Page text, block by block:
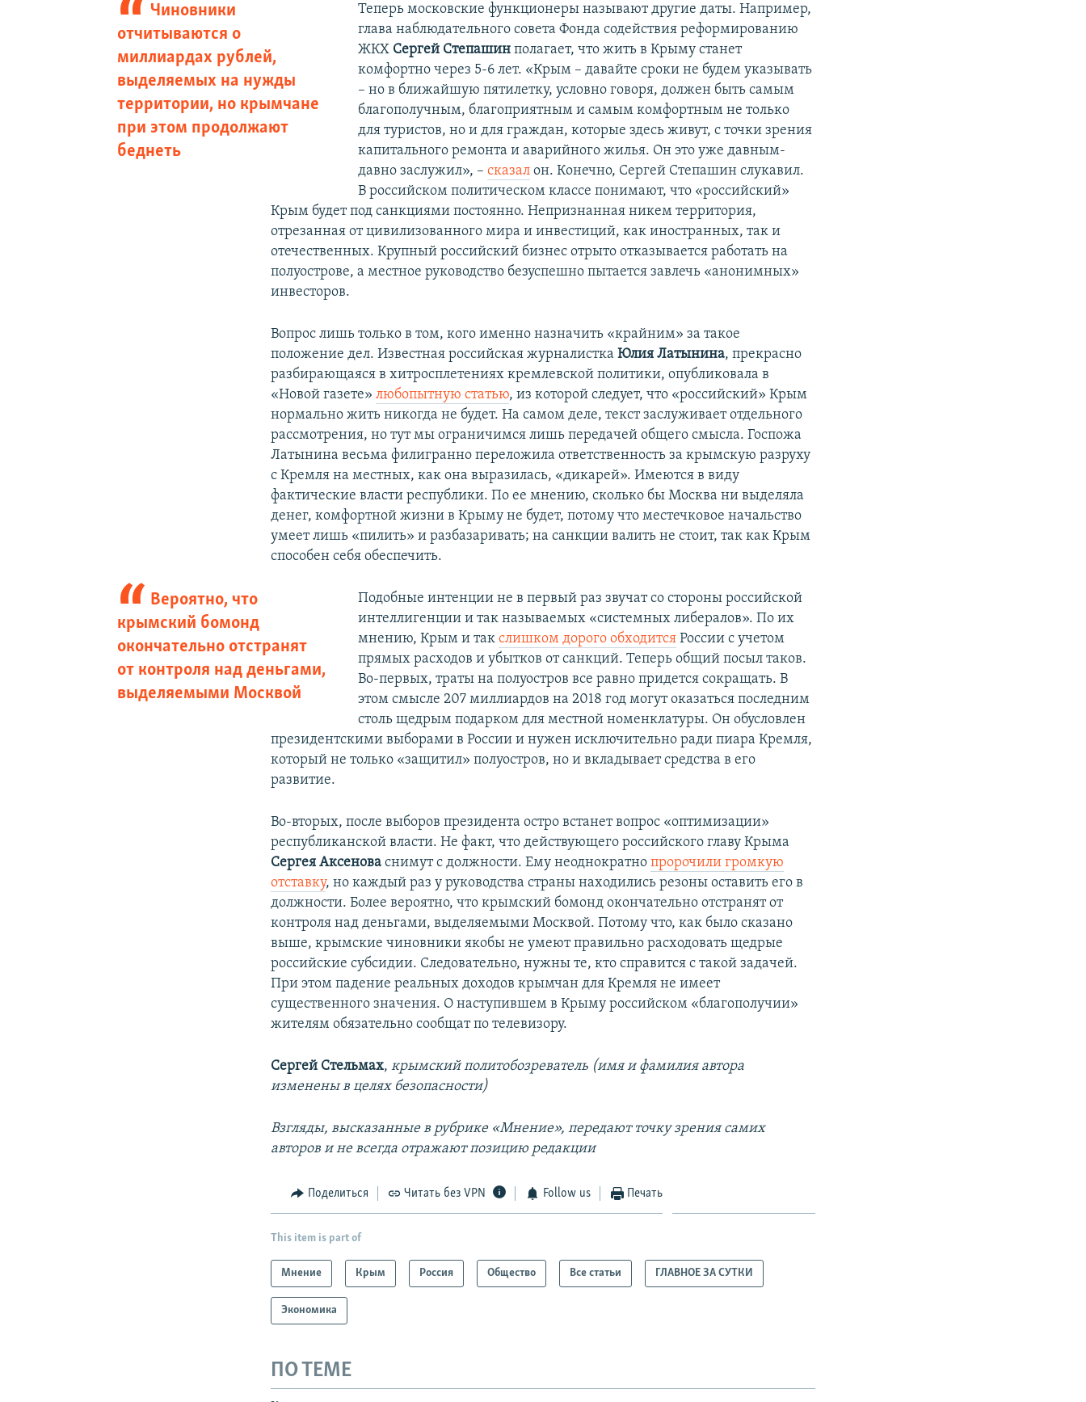
Чиновники
отчитываются о
миллиардах рублей,
выделяемых на нужды
территории, но крымчане
при этом продолжают
беднеть
Теперь московские функционеры называют другие даты. Например,
глава наблюдательного совета Фонда содействия реформированию
ЖКХ Сергей Степашинполагает, что жить в Крыму станет
комфортно через 5-6 лет. «Крым – давайте сроки не будем указывать
– но в ближайшую пятилетку, условно говоря, должен быть самым
благополучным, благоприятным и самым комфортным не только
для туристов, но и для граждан, которые здесь живут, с точки зрения
капитального ремонта и аварийного жилья. Он это уже давным-
давно заслужил», – сказалон. Конечно, Сергей Степашин слукавил.
В российском политическом классе понимают, что «российский»
Крым будет под санкциями постоянно. Непризнанная никем территория,
отрезанная от цивилизованного мира и инвестиций, как иностранных, так и
отечественных. Крупный российский бизнес отрыто отказывается работать на
полуострове, а местное руководство безуспешно пытается завлечь «анонимных»
инвесторов.
Вопрос лишь только в том, кого именно назначить «крайним» за такое
положение дел. Известная российская журналисткаЮлия Латынина, прекрасно
разбирающаяся в хитросплетениях кремлевской политики, опубликовала в
«Новой газете»любопытную статью, из которой следует, что «российский» Крым
нормально жить никогда не будет. На самом деле, текст заслуживает отдельного
рассмотрения, но тут мы ограничимся лишь передачей общего смысла. Госпожа
Латынина весьма филигранно переложила ответственность за крымскую разруху
с Кремля на местных, как она выразилась, «дикарей». Имеются в виду
фактические власти республики. По ее мнению, сколько бы Москва ни выделяла
денег, комфортной жизни в Крыму не будет, потому что местечковое начальство
умеет лишь «пилить» и разбазаривать; на санкции валить не стоит, так как Крым
способен себя обеспечить.
Вероятно, что
крымский бомонд
окончательно отстранят
от контроля над деньгами,
выделяемыми Москвой
Подобные интенции не в первый раз звучат со стороны российской
интеллигенции и так называемых «системных либералов». По их
мнению, Крым и так слишком дорого обходитсяРоссии с учетом
прямых расходов и убытков от санкций. Теперь общий посыл таков.
Во-первых, траты на полуостров все равно придется сокращать. В
этом смысле 207 миллиардов на 2018 год могут оказаться последним
столь щедрым подарком для местной номенклатуры. Он обусловлен
президентскими выборами в России и нужен исключительно ради пиара Кремля,
который не только «защитил» полуостров, но и вкладывает средства в его
развитие.
Во-вторых, после выборов президента остро встанет вопрос «оптимизации»
республиканской власти. Не факт, что действующего российского главу Крыма
Сергея Аксенова снимут с должности. Ему неоднократнопророчили громкую
отставку, но каждый раз у руководства страны находились резоны оставить его в
должности. Более вероятно, что крымский бомонд окончательно отстранят от
контроля над деньгами, выделяемыми Москвой. Потому что, как было сказано
выше, крымские чиновники якобы не умеют правильно расходовать щедрые
российские субсидии. Следовательно, нужны те, кто справится с такой задачей.
При этом падение реальных доходов крымчан для Кремля не имеет
существенного значения. О наступившем в Крыму российском «благополучии»
жителям обязательно сообщат по телевизору.
Сергей Стельмах,крымский политобозреватель (имя и фамилия автора
изменены в целях безопасности)
Взгляды, высказанные в рубрике «Мнение», передают точку зрения самих
авторов и не всегда отражают позицию редакции
Поделиться Читать без VPN Follow us Печать
This item is part of
Мнение Крым Россия Общество Все статьи ГЛАВНОЕ ЗА СУТКИ
Экономика
ПО ТЕМЕ